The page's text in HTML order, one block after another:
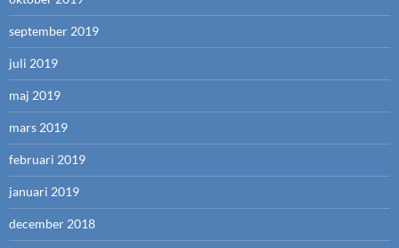
september 2019
juli 2019
maj 2019
mars 2019
februari 2019
januari 2019
december 2018